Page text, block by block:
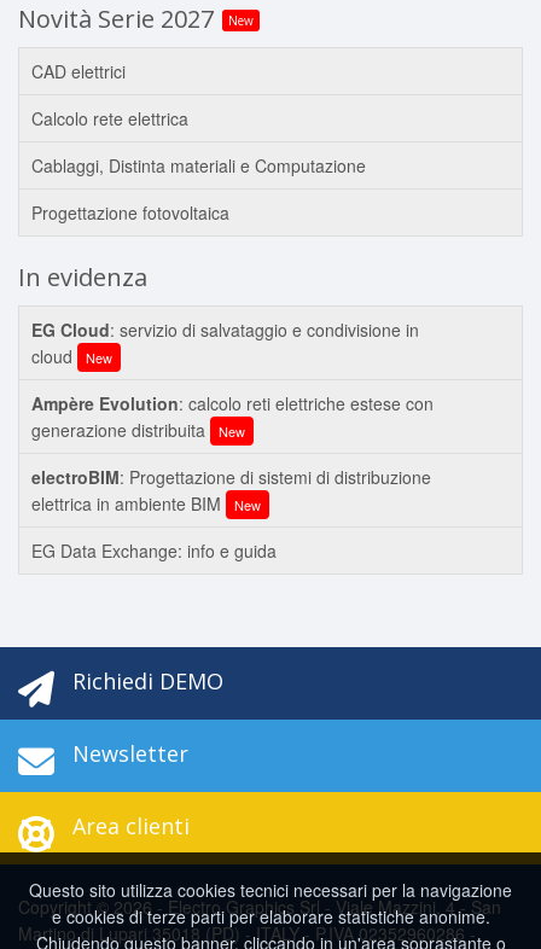
Novità Serie 2027 New
CAD elettrici
Calcolo rete elettrica
Cablaggi, Distinta materiali e Computazione
Progettazione fotovoltaica
In evidenza
EG Cloud: servizio di salvataggio e condivisione in
cloud
New
Ampère Evolution: calcolo reti elettriche estese con
generazione distribuita
New
electroBIM: Progettazione di sistemi di distribuzione
elettrica in ambiente BIM
New
EG Data Exchange: info e guida
Richiedi DEMO
Newsletter
Area clienti
Copyright © 2026 - Electro Graphics Srl - Viale Mazzini, 4 - San
Martino di Lupari 35018 (PD) - ITALY - P.IVA 02352960286 -
Questo sito utilizza cookies tecnici necessari per la navigazione
e cookies di terze parti per elaborare statistiche anonime.
Chiudendo questo banner, cliccando in un'area soprastante o